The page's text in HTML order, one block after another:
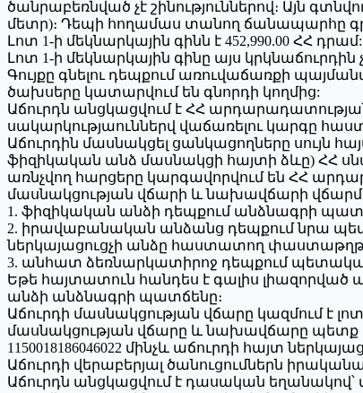
ծանրաբեռնված չէ շինություններով։ Այն
մետր)։ Դեպի հողամաս տանող ճանապարհը
Լոտ 1-ի մեկնարկային գինն է 452,990.00 ՀՀ դրամ:
Լոտ 1-ի մեկնարկային գինը այս
Գույքը գնելու դեպքում առուվաճառքի
ծախսերը կատարվում են գնորդի կողմից:
Աճուրդն անցկացվում է ՀՀ
սակարկությաուններվ վաճառելու կարգը
Աճուրդին մասնակցել ցանկացողները սույն
ֆիզիկական անձ մասնակցի հայտի ձևը) ՀՀ
առնչվող հարցերը կարգավորվում են ՀՀ
մասնակցության վճարի և նախավճարի
1. ֆիզիկական անձի դեպքում անձնագրի
2. իրավաբանական անձանց դեպքում նրա
ներկայացուցչի անձը հաստատող
3. անհատ ձեռնարկատիրոջ դեպքում
Եթե հայտատուն հանդես է գալիս
անձի անձնագրի պատճենը։
Աճուրդի մասնակցության վճարը կազմում է
մասնակցության վճարը և նախավճարը պետք է
1150018186046022 մինչև աճուրդի հայտ
Աճուրդի վերաբերյալ ծանուցումներն
Աճուրդն անցկացվում է դասական